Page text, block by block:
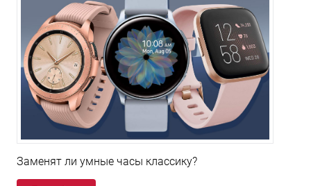
Заменят ли умные часы классику?